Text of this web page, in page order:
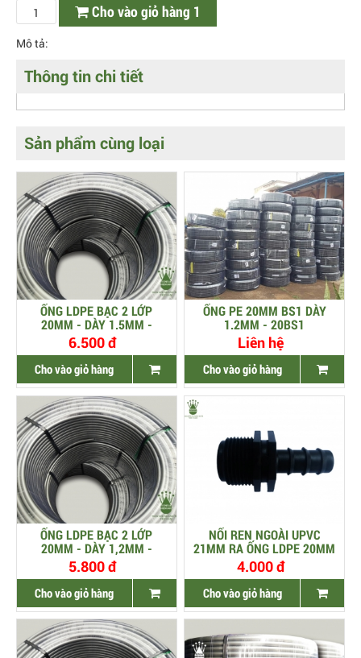
Cho vào giỏ hàng 1
Mô tả:
Thông tin chi tiết
Sản phẩm cùng loại
ỐNG LDPE BẠC 2 LỚP
20MM - DÀY 1.5MM -
20B1L
6.500 đ
Cho vào giỏ hàng
ỐNG PE 20MM BS1 DÀY
1.2MM - 20BS1
Liên hệ
Cho vào giỏ hàng
ỐNG LDPE BẠC 2 LỚP
20MM - DÀY 1,2MM -
20B2L
5.800 đ
Cho vào giỏ hàng
NỐI REN NGOÀI UPVC
21MM RA ỐNG LDPE 20MM
4.000 đ
Cho vào giỏ hàng